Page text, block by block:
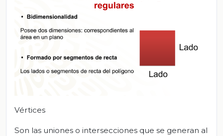
Vértices
Son las uniones o intersecciones que se generan al